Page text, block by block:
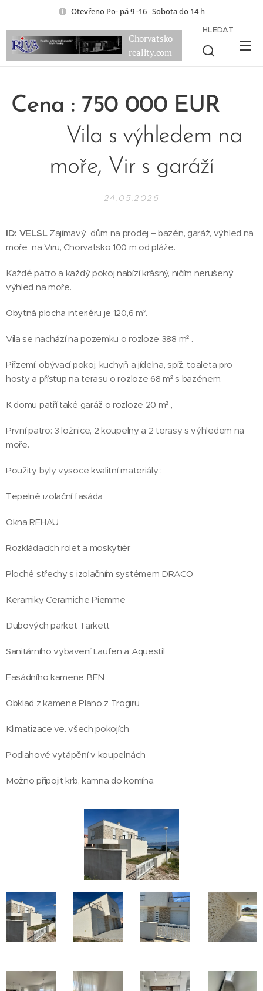
Otevřeno Po- pá 9 -16 Sobota do 14 h
Chorvatsko
reality.com
HLEDAT
Cena : 750 000 EUR
Vila s výhledem na
moře, Vir s garáží
24.05.2026
ID: VELSLZajímavý dům na prodej – bazén, garáž, výhled na
moře na Viru, Chorvatsko 100 m od pláže.
Každé patro a každý pokoj nabízí krásný, ničím nerušený
výhled na moře.
Obytná plocha interiéru je 120,6 m².
Vila se nachází na pozemku o rozloze 388 m² .
Přízemí: obývací pokoj, kuchyň a jídelna, spíž, toaleta pro
hosty a přístup na terasu o rozloze 68 m² s bazénem.
K domu patří také garáž o rozloze 20 m² ,
První patro: 3 ložnice, 2 koupelny a 2 terasy s výhledem na
moře.
Použity byly vysoce kvalitní materiály :
Tepelně izolační fasáda
Okna REHAU
Rozkládacích rolet a moskytiér
Ploché střechy s izolačním systémem DRACO
Keramiky Ceramiche Piemme
Dubových parket Tarkett
Sanitárního vybavení Laufen a Aquestil
Fasádního kamene BEN
Obklad z kamene Plano z Trogiru
Klimatizace ve. všech pokojích
Podlahové vytápění v koupelnách
Možno připojit krb, kamna do komína.